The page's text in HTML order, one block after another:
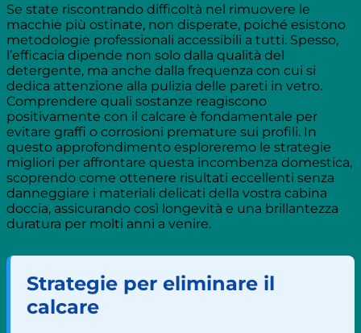
Se state riscontrando difficoltà nel rimuovere le
macchie più ostinate, non disperate, poiché esistono
metodologie professionali accessibili a tutti. Spesso,
l’efficacia dipende non solo dalla qualità del
detergente, ma anche dalla frequenza con cui si
dedica attenzione alla pulizia delle pareti in vetro.
Comprendere quali sostanze reagiscono
positivamente con il calcare è fondamentale per
evitare graffi o corrosioni premature sui profili. In
questo approfondimento esploreremo le strategie
migliori per affrontare questa incombenza domestica,
scoprendo come ottenere risultati eccellenti senza
danneggiare i materiali delicati della vostra cabina
doccia, assicurando così longevità e una brillantezza
duratura per molti anni a venire.
Strategie per eliminare il
calcare